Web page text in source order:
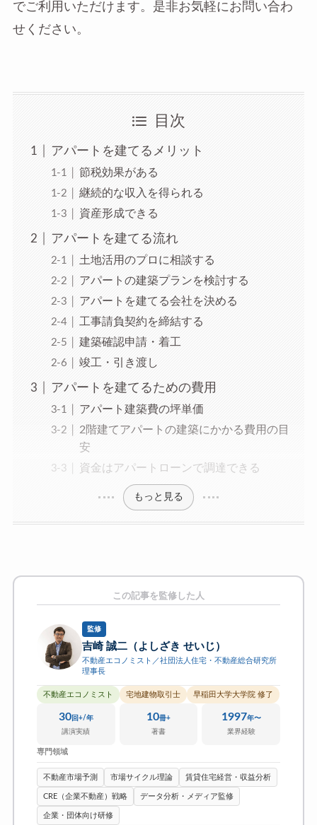
でご利用いただけます。是非お気軽にお問い合わ
せください。
目次
アパートを建てるメリット
節税効果がある
継続的な収入を得られる
資産形成できる
アパートを建てる流れ
土地活用のプロに相談する
アパートの建築プランを検討する
アパートを建てる会社を決める
工事請負契約を締結する
建築確認申請・着工
竣工・引き渡し
アパートを建てるための費用
アパート建築費の坪単価
2階建てアパートの建築にかかる費用の目
安
資金はアパートローンで調達できる
もっと見る
この記事を監修した人
監修
吉崎 誠二（よしざき せいじ）
不動産エコノミスト／社団法人住宅・不動産総合研究所
理事長
不動産エコノミスト 宅地建物取引士 早稲田大学大学院 修了
30回+/年
講演実績
10冊+
著書
1997年〜
業界経験
専門領域
不動産市場予測 市場サイクル理論 賃貸住宅経営・収益分析
CRE（企業不動産）戦略 データ分析・メディア監修
企業・団体向け研修